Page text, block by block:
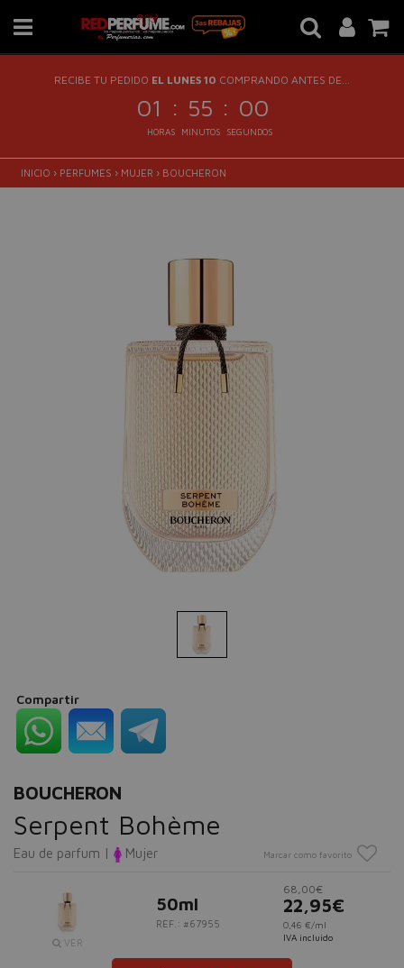
RECIBE TU PEDIDO EL LUNES 10 COMPRANDO ANTES DE...
01 : 55 : 00
HORAS MINUTOS SEGUNDOS
INICIO › PERFUMES › MUJER › BOUCHERON
Compartir
BOUCHERON
Serpent Bohème
Eau de parfum | Mujer Marcar como favorito
VER
50ml
REF.: #67955
68,00€
22,95€
0,46 €/ml
IVA incluido